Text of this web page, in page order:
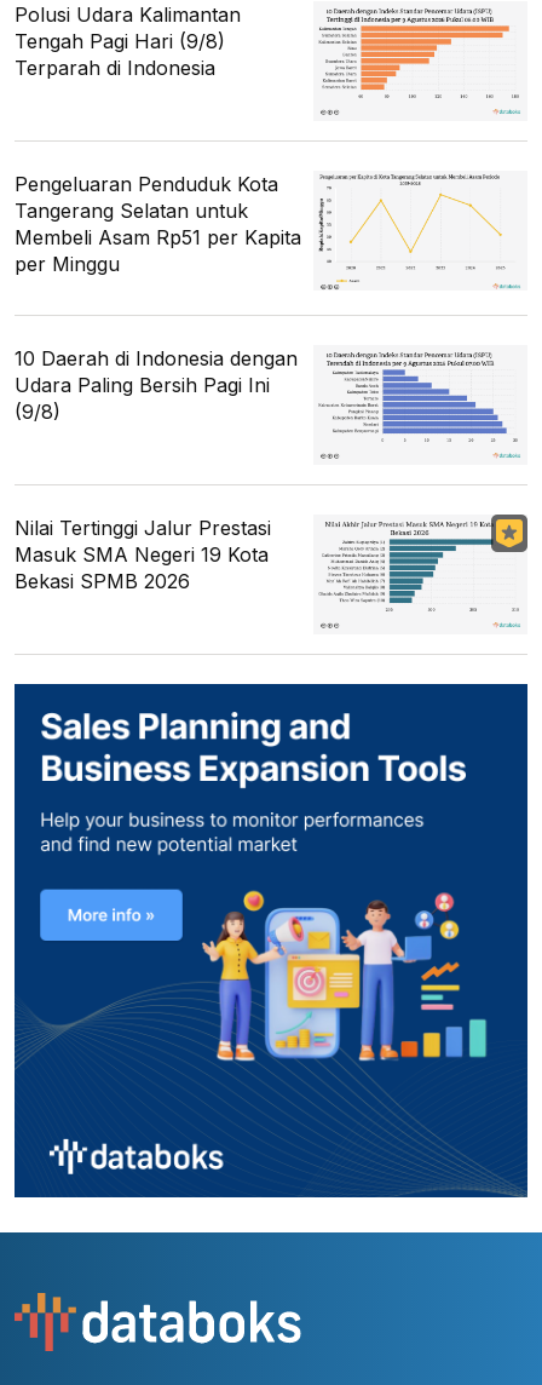
Polusi Udara Kalimantan
Tengah Pagi Hari (9/8)
Terparah di Indonesia
Pengeluaran Penduduk Kota
Tangerang Selatan untuk
Membeli Asam Rp51 per Kapita
per Minggu
10 Daerah di Indonesia dengan
Udara Paling Bersih Pagi Ini
(9/8)
Nilai Tertinggi Jalur Prestasi
Masuk SMA Negeri 19 Kota
Bekasi SPMB 2026